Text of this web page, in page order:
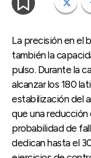
La precisión en el
también la
pulso. Durante la
alcanzar los 180
estabilización del
que una reducción
probabilidad de
dedican hasta el